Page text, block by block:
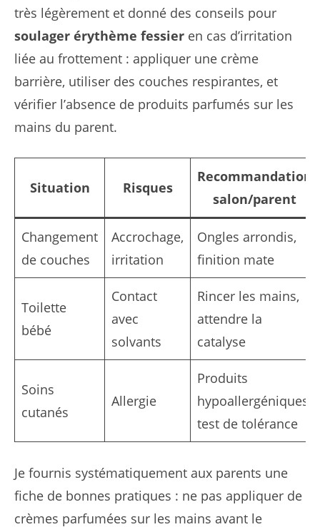
très légèrement et donné des conseils pour
soulager érythème fessier en cas d’irritation
liée au frottement : appliquer une crème
barrière, utiliser des couches respirantes, et
vérifier l’absence de produits parfumés sur les
mains du parent.
Situation Risques
Recommandation
salon/parent
Changement
de couches
Accrochage,
irritation
Ongles arrondis,
finition mate
Toilette
bébé
Contact
avec
solvants
Rincer les mains,
attendre la
catalyse
Soins
cutanés
Allergie
Produits
hypoallergéniques,
test de tolérance
Je fournis systématiquement aux parents une
fiche de bonnes pratiques : ne pas appliquer de
crèmes parfumées sur les mains avant le